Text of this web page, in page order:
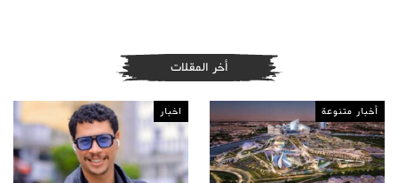
أخر المقلات
أخبار متنوعة اخبار